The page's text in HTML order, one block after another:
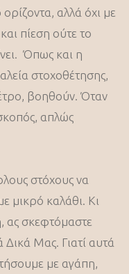
αλλά όχι με
πίεση ούτε το
Όπως και η
στοχοθέτησης,
βοηθούν. Όταν
απλώς
στόχους να
μικρό καλάθι. Κι
ας σκεφτόμαστε
Δικά Μας. Γιατί αυτά
με αγάπη,